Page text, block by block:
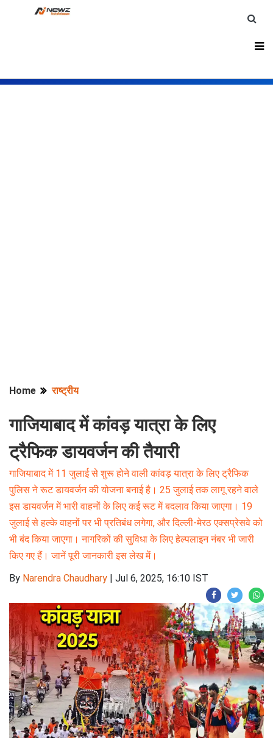
Home राष्ट्रीय
गाजियाबाद में कांवड़ यात्रा के लिए
ट्रैफिक डायवर्जन की तैयारी
गाजियाबाद में 11 जुलाई से शुरू होने वाली कांवड़ यात्रा के लिए ट्रैफिक
पुलिस ने रूट डायवर्जन की योजना बनाई है। 25 जुलाई तक लागू रहने वाले
इस डायवर्जन में भारी वाहनों के लिए कई रूट में बदलाव किया जाएगा। 19
जुलाई से हल्के वाहनों पर भी प्रतिबंध लगेगा, और दिल्ली-मेरठ एक्सप्रेसवे को
भी बंद किया जाएगा। नागरिकों की सुविधा के लिए हेल्पलाइन नंबर भी जारी
किए गए हैं। जानें पूरी जानकारी इस लेख में।
By Narendra Chaudhary | Jul 6, 2025, 16:10 IST